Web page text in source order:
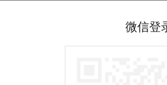
微信登